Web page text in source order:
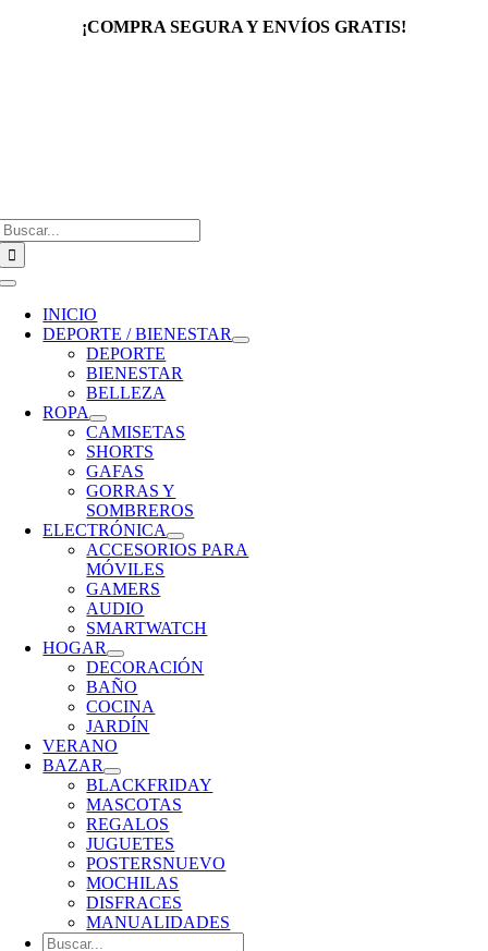
¡COMPRA SEGURA Y ENVÍOS GRATIS!
Toggle
Navigation
INICIO
DEPORTE / BIENESTAR
DEPORTE
BIENESTAR
BELLEZA
ROPA
CAMISETAS
SHORTS
GAFAS
GORRAS Y
SOMBREROS
ELECTRÓNICA
ACCESORIOS PARA
MÓVILES
GAMERS
AUDIO
SMARTWATCH
HOGAR
DECORACIÓN
BAÑO
COCINA
JARDÍN
VERANO
BAZAR
BLACKFRIDAY
MASCOTAS
REGALOS
JUGUETES
POSTERSNUEVO
MOCHILAS
DISFRACES
MANUALIDADES
Buscar: